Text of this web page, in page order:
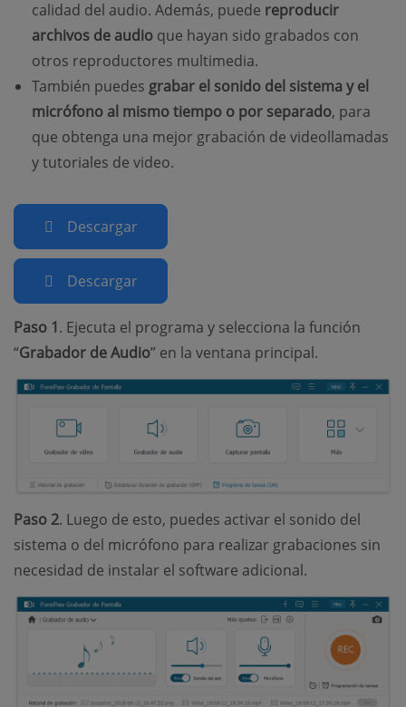
calidad del audio. Además, puede reproducir
archivos de audio que hayan sido grabados con
otros reproductores multimedia.
También puedes grabar el sonido del sistema y el
micrófono al mismo tiempo o por separado, para
que obtenga una mejor grabación de videollamadas
y tutoriales de video.
Descargar
Descargar
Paso 1. Ejecuta el programa y selecciona la función
“Grabador de Audio” en la ventana principal.
Paso 2. Luego de esto, puedes activar el sonido del
sistema o del micrófono para realizar grabaciones sin
necesidad de instalar el software adicional.